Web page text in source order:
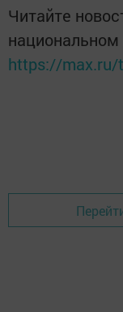
Читайте
https://max.ru/